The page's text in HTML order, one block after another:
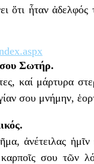
ὅτι ἦταν
Σωτήρ.
καί μάρτυρα
σου μνήμην,
ἀνέτειλας
σου τῶν